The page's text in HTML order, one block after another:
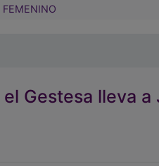
FEMENINO
Gestesa lleva a